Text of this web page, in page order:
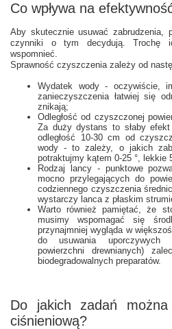
Co wpływa na
Aby skutecznie usuwać zabrudzenia,
czynniki o tym decydują.
wspomnieć.
Sprawność czyszczenia zależy od
Wydatek wody - oczywiście,
zanieczyszczenia łatwiej się
znikają;
Odległość od czyszczonej
Za duży dystans to słaby
odległość 10-30 cm od
wody - to zależy, o jakich
potraktujmy kątem 0-25 °, lekkie
Rodzaj lancy - punktowe
mocno przylegających do
codziennego czyszczenia
wystarczy lanca z płaskim
Warto również pamiętać, że
musimy wspomagać się
przynajmniej wygląda w
do usuwania uporczywych
powierzchni drewnianych)
biodegradowalnych preparatów.
Do jakich zadań
ciśnieniową?